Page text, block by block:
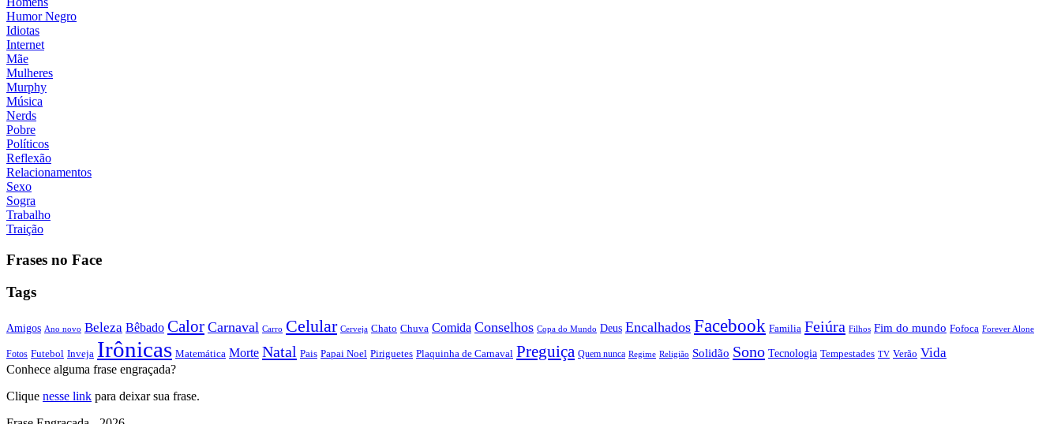
Humor Negro
Idiotas
Internet
Mãe
Mulheres
Murphy
Música
Nerds
Pobre
Políticos
Reflexão
Relacionamentos
Sexo
Sogra
Trabalho
Traição
Frases no Face
Tags
Amigos Ano novo Beleza Bêbado Calor Carnaval Carro Celular Cerveja Chato Chuva Comida Conselhos Copa do Mundo Deus Encalhados Facebook Familia Feiúra Filhos Fim do mundo Fofoca Forever Alone
Fotos Futebol Inveja Irônicas Matemática Morte Natal Pais Papai Noel Piriguetes Plaquinha de Carnaval Preguiça Quem nunca Regime Religião Solidão Sono Tecnologia Tempestades TV Verão Vida
Conhece alguma frase engraçada?
Clique nesse link para deixar sua frase.